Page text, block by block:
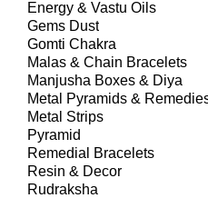
Energy & Vastu Oils
Gems Dust
Gomti Chakra
Malas & Chain Bracelets
Manjusha Boxes & Diya
Metal Pyramids &
Metal Strips
Pyramid
Remedial Bracelets
Resin & Decor
Rudraksha